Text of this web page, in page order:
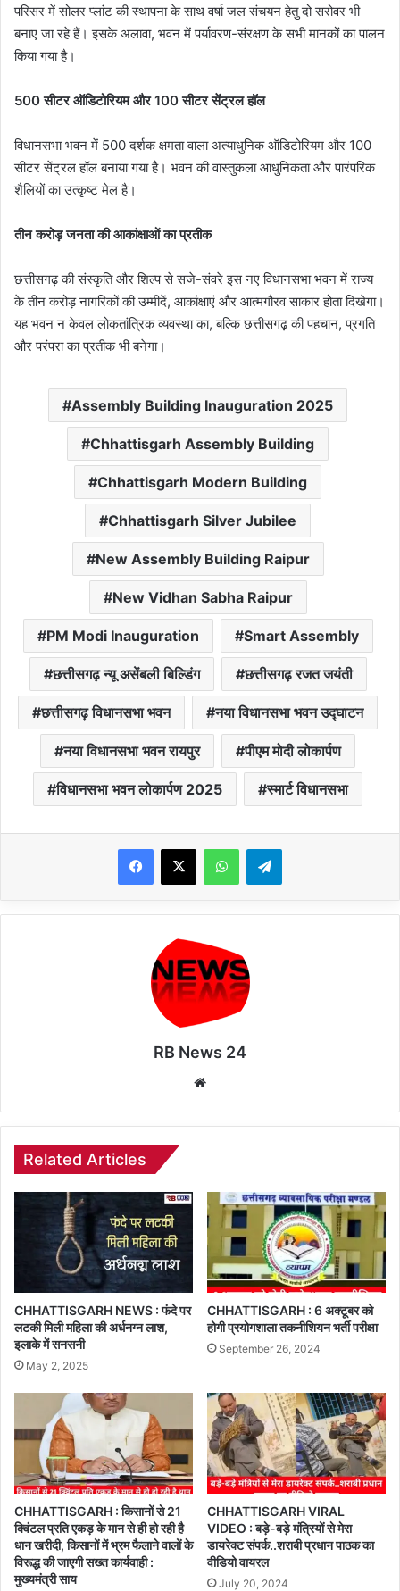
परिसर में सोलर प्लांट की स्थापना के साथ वर्षा जल संचयन हेतु दो सरोवर भी
बनाए जा रहे हैं। इसके अलावा, भवन में पर्यावरण-संरक्षण के सभी मानकों का पालन
किया गया है।
500 सीटर ऑडिटोरियम और 100 सीटर सेंट्रल हॉल
विधानसभा भवन में 500 दर्शक क्षमता वाला अत्याधुनिक ऑडिटोरियम और 100
सीटर सेंट्रल हॉल बनाया गया है। भवन की वास्तुकला आधुनिकता और पारंपरिक
शैलियों का उत्कृष्ट मेल है।
तीन करोड़ जनता की आकांक्षाओं का प्रतीक
छत्तीसगढ़ की संस्कृति और शिल्प से सजे-संवरे इस नए विधानसभा भवन में राज्य
के तीन करोड़ नागरिकों की उम्मीदें, आकांक्षाएं और आत्मगौरव साकार होता दिखेगा।
यह भवन न केवल लोकतांत्रिक व्यवस्था का, बल्कि छत्तीसगढ़ की पहचान, प्रगति
और परंपरा का प्रतीक भी बनेगा।
Assembly Building Inauguration 2025
Chhattisgarh Assembly Building
Chhattisgarh Modern Building
Chhattisgarh Silver Jubilee
New Assembly Building Raipur
New Vidhan Sabha Raipur
PM Modi Inauguration Smart Assembly
छत्तीसगढ़ न्यू असेंबली बिल्डिंग छत्तीसगढ़ रजत जयंती
छत्तीसगढ़ विधानसभा भवन नया विधानसभा भवन उद्घाटन
नया विधानसभा भवन रायपुर पीएम मोदी लोकार्पण
विधानसभा भवन लोकार्पण 2025 स्मार्ट विधानसभा
WhatsAppTelegram
RB News 24
Related Articles
CHHATTISGARH NEWS : फंदे पर
लटकी मिली महिला की अर्धनग्न लाश,
इलाके में सनसनी
May 2, 2025
CHHATTISGARH : 6 अक्टूबर को
होगी प्रयोगशाला तकनीशियन भर्ती परीक्षा
September 26, 2024
CHHATTISGARH : किसानों से 21
क्विंटल प्रति एकड़ के मान से ही हो रही है
धान खरीदी, किसानों में भ्रम फैलाने वालों के
विरूद्ध की जाएगी सख्त कार्यवाही :
मुख्यमंत्री साय
CHHATTISGARH VIRAL
VIDEO : बड़े-बड़े मंत्रियों से मेरा
डायरेक्ट संपर्क..शराबी प्रधान पाठक का
वीडियो वायरल
July 20, 2024